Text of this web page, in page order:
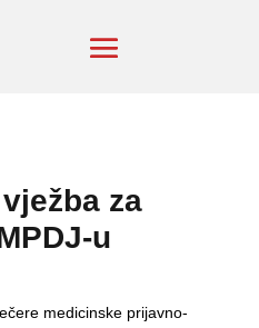
za
u
medicinske prijavno-